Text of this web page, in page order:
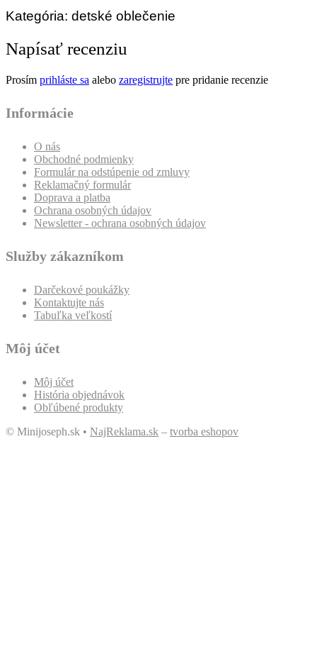
Kategória: detské oblečenie
Napísať recenziu
Prosím prihláste sa alebo zaregistrujte pre pridanie recenzie
Informácie
O nás
Obchodné podmienky
Formulár na odstúpenie od zmluvy
Reklamačný formulár
Doprava a platba
Ochrana osobných údajov
Newsletter - ochrana osobných údajov
Služby zákazníkom
Darčekové poukážky
Kontaktujte nás
Tabuľka veľkostí
Môj účet
Môj účet
História objednávok
Obľúbené produkty
© Minijoseph.sk • NajReklama.sk – tvorba eshopov